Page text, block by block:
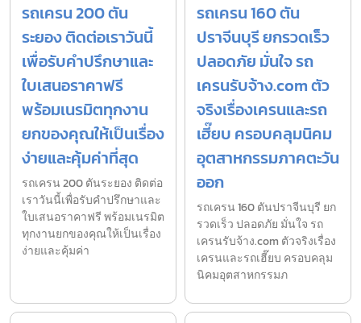
รถเครน 200 ตัน
ระยอง ติดต่อเราวันนี้
เพื่อรับคำปรึกษาและ
ใบเสนอราคาฟรี
พร้อมเนรมิตทุกงาน
ยกของคุณให้เป็นเรื่อง
ง่ายและคุ้มค่าที่สุด
รถเครน 200 ตันระยอง ติดต่อ
เราวันนี้เพื่อรับคำปรึกษาและ
ใบเสนอราคาฟรี พร้อมเนรมิต
ทุกงานยกของคุณให้เป็นเรื่อง
ง่ายและคุ้มค่า
รถเครน 160 ตัน
ปราจีนบุรี ยกรวดเร็ว
ปลอดภัย มั่นใจ รถ
เครนรับจ้าง.com ตัว
จริงเรื่องเครนและรถ
เฮี๊ยบ ครอบคลุมนิคม
อุตสาหกรรมภาคตะวัน
ออก
รถเครน 160 ตันปราจีนบุรี ยก
รวดเร็ว ปลอดภัย มั่นใจ รถ
เครนรับจ้าง.com ตัวจริงเรื่อง
เครนและรถเฮี๊ยบ ครอบคลุม
นิคมอุตสาหกรรมภ